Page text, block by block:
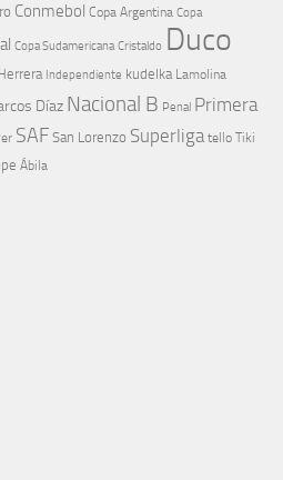
Conmebol Copa Argentina Copa
Copa Sudamericana Cristaldo Duco
Independiente kudelka Lamolina
Díaz Nacional B Penal Primera
SAF San Lorenzo Superliga tello Tiki
Ábila